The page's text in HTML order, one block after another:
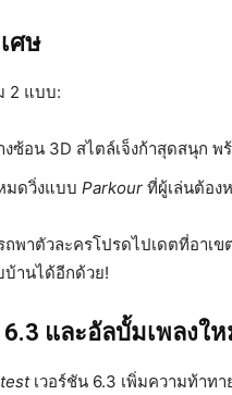
ศษ
2 แบบ:
งซ้อน 3D สไตล์เจ็งก้าสุดสนุก พ
มดวิ่งแบบ Parkour ที่ผู้เล่นต้อง
พาตัวละครโปรดไปเดตที่อาเ
บ้านได้อีกด้วย!
และอัลบั้มเพลงใ
เวอร์ชัน 6.3 เพิ่มความท้าทา